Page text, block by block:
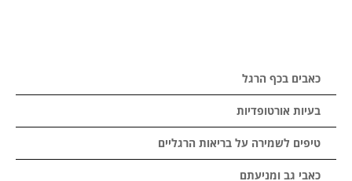
כאבים בכף הרגל
בעיות אורטופדיות
טיפים לשמירה על בריאות הרגליים
כאבי גב ומניעתם